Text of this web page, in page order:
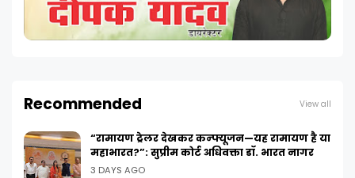
Recommended View all
“रामायण ट्रेलर देखकर कन्फ्यूजन—यह रामायण है या
महाभारत?”: सुप्रीम कोर्ट अधिवक्ता डॉ. भारत नागर
3 DAYS AGO